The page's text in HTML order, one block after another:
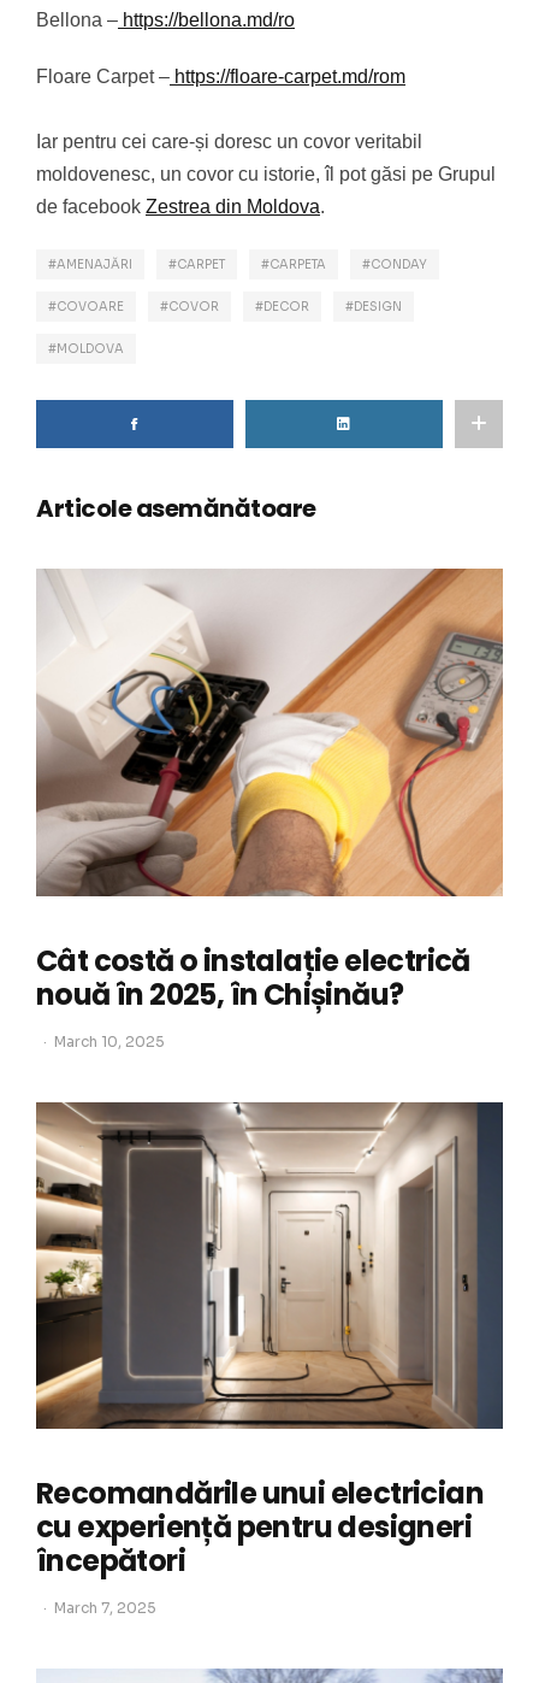
Bellona – https://bellona.md/ro
Floare Carpet – https://floare-carpet.md/rom
Iar pentru cei care-și doresc un covor veritabil
moldovenesc, un covor cu istorie, îl pot găsi pe Grupul
de facebook Zestrea din Moldova.
AMENAJĂRI CARPET CARPETA CONDAY
COVOARE COVOR DECOR DESIGN
MOLDOVA
Articole asemănătoare
Cât costă o instalație electrică
nouă în 2025, în Chișinău?
March 10, 2025
Recomandările unui electrician
cu experiență pentru designeri
începători
March 7, 2025